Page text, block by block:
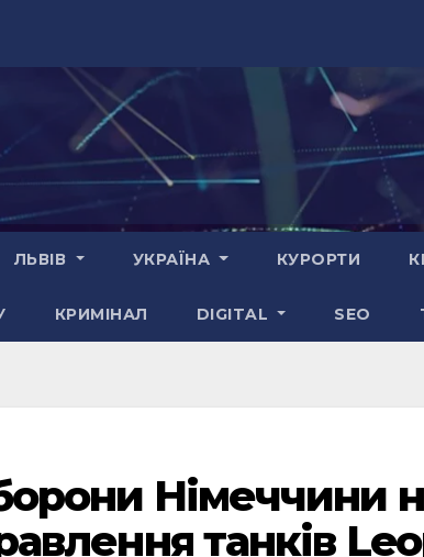
ЛЬВІВ УКРАЇНА КУРОРТИ
КРИМІНАЛ DIGITAL SEO
Німеччини
танків